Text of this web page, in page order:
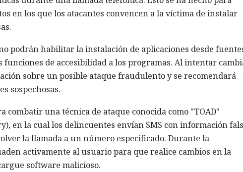
en los que los atacantes convencen a la víctima de instalar
podrán habilitar la instalación de aplicaciones desde
funciones de accesibilidad a los programas. Al intentar
sobre un posible ataque fraudulento y se recomendará
sospechosas.
combatir una técnica de ataque conocida como "TOAD"
en la cual los delincuentes envían SMS con información
la llamada a un número especificado. Durante la
activamente al usuario para que realice cambios en la
software malicioso.